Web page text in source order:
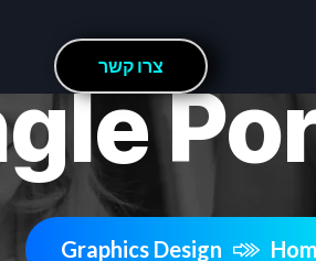
צרו קשר
Graphics Design